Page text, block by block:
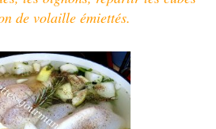
de volaille émiettés.